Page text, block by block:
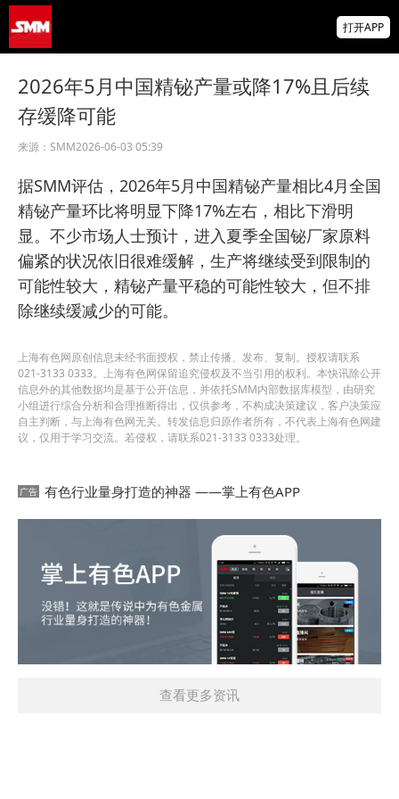
告合作协议 共推品牌升级！
美银：美国7月薪资增长加速，低收入群体贡
献明显
打开APP
2026年5月中国精铋产量或降17%且后续
存缓降可能
来源： SMM2026-06-03 05:39
据SMM评估，2026年5月中国精铋产量相比4月全国
精铋产量环比将明显下降17%左右，相比下滑明
显。不少市场人士预计，进入夏季全国铋厂家原料
偏紧的状况依旧很难缓解，生产将继续受到限制的
可能性较大，精铋产量平稳的可能性较大，但不排
除继续缓减少的可能。
上海有色网原创信息未经书面授权，禁止传播、发布、复制。授权请联系
021-3133 0333。上海有色网保留追究侵权及不当引用的权利。本快讯除公开
信息外的其他数据均是基于公开信息，并依托SMM内部数据库模型，由研究
小组进行综合分析和合理推断得出，仅供参考，不构成决策建议，客户决策应
自主判断，与上海有色网无关。转发信息归原作者所有，不代表上海有色网建
议，仅用于学习交流。若侵权，请联系021-3133 0333处理。
有色行业量身打造的神器 ——掌上有色APP
查看更多资讯